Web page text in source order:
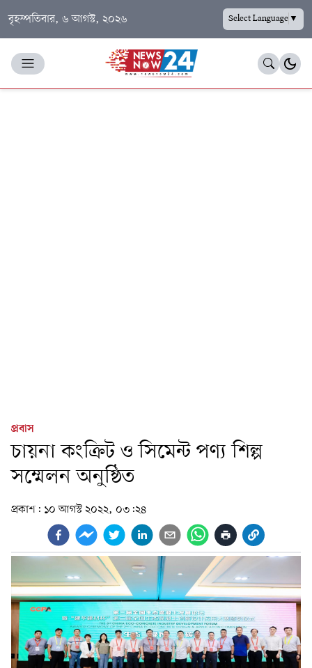
বৃহস্পতিবার, ৬ আগস্ট, ২০২৬ Select Language▼
প্রবাস
চায়না কংক্রিট ও সিমেন্ট পণ্য শিল্প
সম্মেলন অনুষ্ঠিত
প্রকাশ: ১০ আগস্ট ২০২২, ০৩:২৪